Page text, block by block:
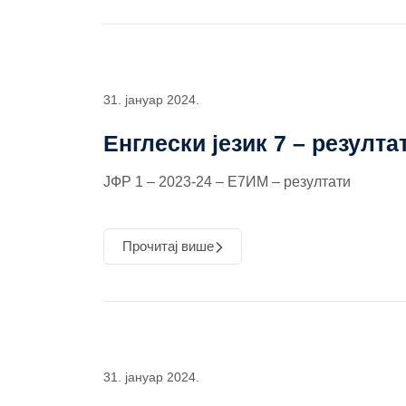
31. јануар 2024.
Енглески језик 7 –
ЈФР 1 – 2023-24 – Е7ИМ – резултати
Прочитај више
31. јануар 2024.